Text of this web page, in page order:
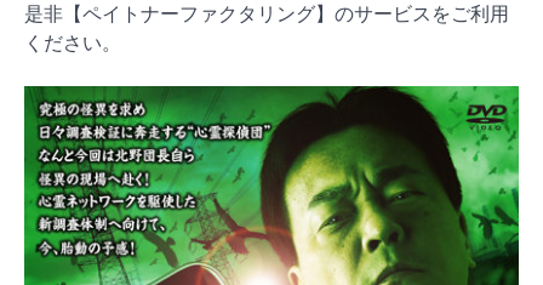
是非【ペイトナーファクタリング】のサービスをご利用
ください。